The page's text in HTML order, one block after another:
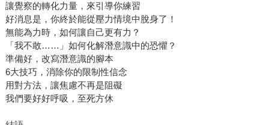
讓覺察的轉化力量，來引導你練習
好消息是，你終於能從壓力情境中脫身了！
無能為力時，如何讓自己更有力？
「我不敢……」如何化解潛意識中的恐懼？
準備好，改寫潛意識的腳本
6大技巧，消除你的限制性信念
用對方法，讓焦慮不再是阻礙
我們要好好呼吸，至死方休